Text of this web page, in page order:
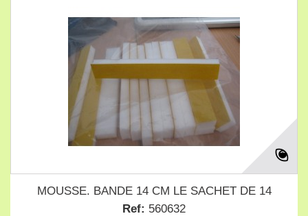
MOUSSE. BANDE 14 CM LE SACHET DE 14
Ref: 560632